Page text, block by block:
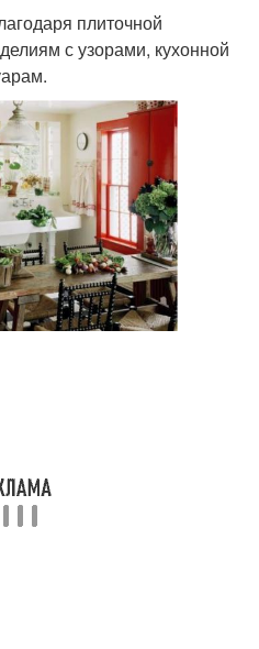
плиточной
с узорами, кухонной